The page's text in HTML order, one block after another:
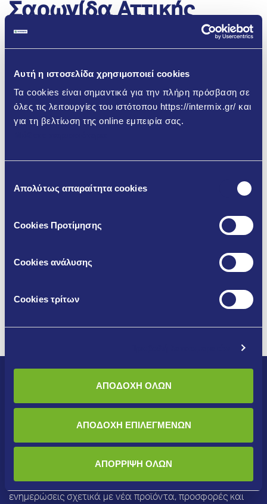
Αυτή η ιστοσελίδα χρησιμοποιεί cookies
Τα cookies είναι σημαντικά για την πλήρη πρόσβαση σε
όλες τις λειτουργίες του ιστότοπου https://intermix.gr/ και
για τη βελτίωση της online εμπειρία σας.
συγκατάθεσης
Απολύτως απαραίτητα cookies
Cookies Προτίμησης
Cookies ανάλυσης
Cookies τρίτων
ΑΠΟΔΟΧΗ ΟΛΩΝ
ΑΠΟΔΟΧΗ ΕΠΙΛΕΓΜΕΝΩΝ
ΑΠΟΡΡΙΨΗ ΟΛΩΝ
Σαρωνίδα Αττικής
ενημερώσεις σχετικά με νέα προϊόντα, προσφορές και